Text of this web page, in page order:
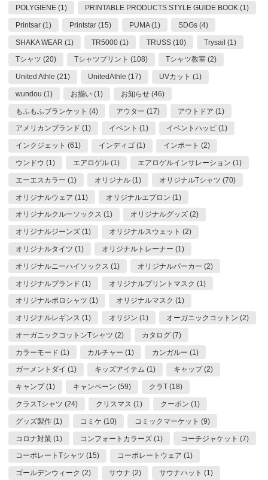
POLYGIENE (1) PRINTABLE PRODUCTS STYLE GUIDE BOOK (1)
Printsar (1) Printstar (15) PUMA (1) SDGs (4)
SHAKA WEAR (1) TR5000 (1) TRUSS (10) Trysail (1)
Tシャツ (20) Tシャツプリント (108) Tシャツ教室 (2)
United Athle (21) UnitedAthle (17) UVカット (1)
wundou (1) お揃い (1) お知らせ (46)
もふもふブランケット (4) アウター (17) アウトドア (1)
アメリカンブランド (1) イベント (1) イベントハッピ (1)
インクジェット (61) インディゴ (1) インポート (2)
ウンドウ (1) エアロゲル (1) エアロゲルインサレーション (1)
エーエスカラー (1) オリジナル (1) オリジナルTシャツ (70)
オリジナルウェア (11) オリジナルエプロン (1)
オリジナルクルーソックス (1) オリジナルグッズ (2)
オリジナルジーンズ (1) オリジナルスウェット (2)
オリジナルタイツ (1) オリジナルトレーナー (1)
オリジナルニーハイソックス (1) オリジナルパーカー (2)
オリジナルブランド (1) オリジナルプリントマスク (1)
オリジナルポロシャツ (1) オリジナルマスク (1)
オリジナルレギンス (1) オリジン (1) オーガニックコットン (2)
オーガニックコットンTシャツ (2) カタログ (7)
カラーモード (1) カルチャー (1) カンガルー (1)
ガーメントダイ (1) キッズアイテム (1) キャップ (2)
キャンプ (1) キャンペーン (59) クラT (18)
クラスTシャツ (24) クリスマス (1) クーポン (1)
グッズ製作 (1) コミケ (10) コミックマーケット (9)
コロナ対策 (1) コンフォートカラーズ (1) コーチジャケット (7)
コーポレートTシャツ (15) コーポレートウェア (1)
ゴールデンウィーク (2) サウナ (2) サウナハット (1)